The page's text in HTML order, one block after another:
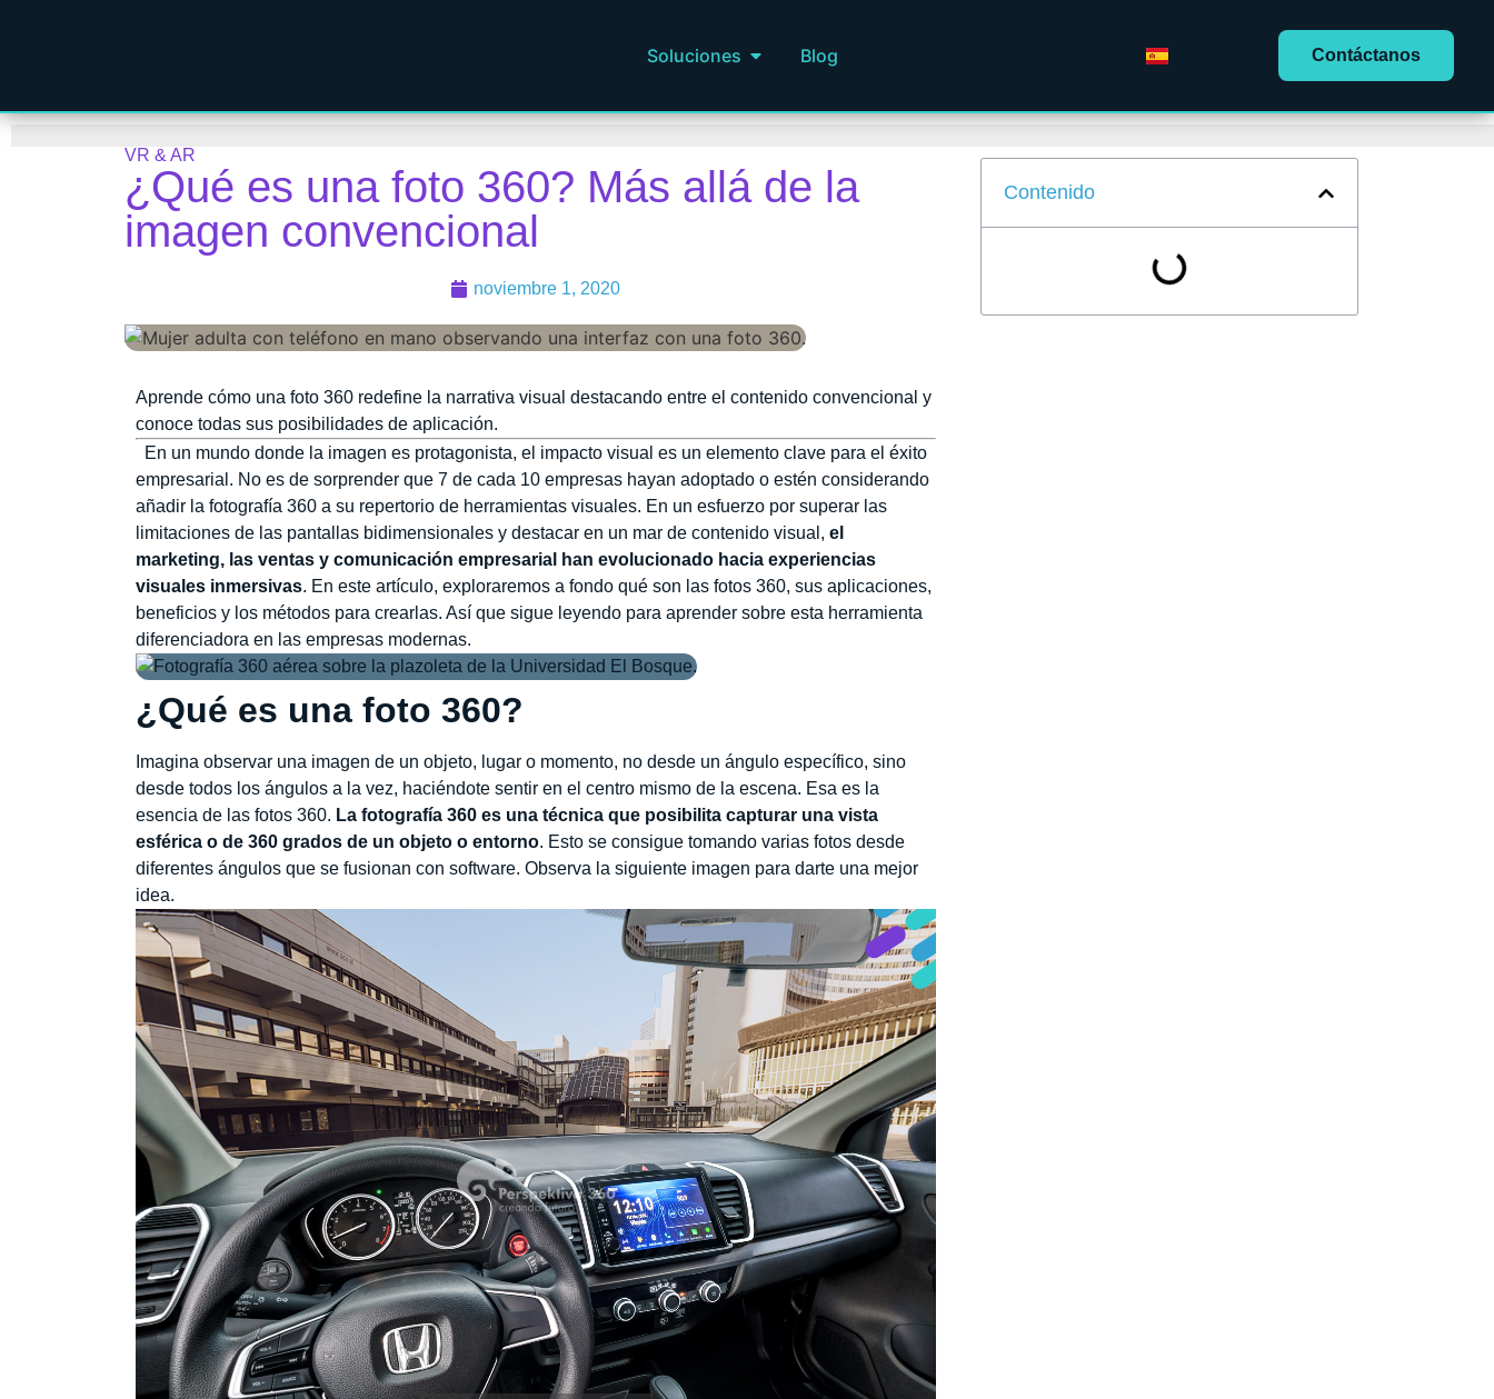
Soluciones Blog Contáctanos
VR & AR
¿Qué es una foto 360? Más allá de la
imagen convencional
noviembre 1, 2020
Aprende cómo una foto 360 redefine la narrativa visual destacando entre el contenido convencional y
conoce todas sus posibilidades de aplicación.
En un mundo donde la imagen es protagonista, el impacto visual es un elemento clave para el éxito
empresarial. No es de sorprender que 7 de cada 10 empresas hayan adoptado o estén considerando
añadir la fotografía 360 a su repertorio de herramientas visuales. En un esfuerzo por superar las
limitaciones de las pantallas bidimensionales y destacar en un mar de contenido visual, el
marketing, las ventas y comunicación empresarial han evolucionado hacia experiencias
visuales inmersivas. En este artículo, exploraremos a fondo qué son las fotos 360, sus aplicaciones,
beneficios y los métodos para crearlas. Así que sigue leyendo para aprender sobre esta herramienta
diferenciadora en las empresas modernas.
¿Qué es una foto 360?
Imagina observar una imagen de un objeto, lugar o momento, no desde un ángulo específico, sino
desde todos los ángulos a la vez, haciéndote sentir en el centro mismo de la escena. Esa es la
esencia de las fotos 360. La fotografía 360 es una técnica que posibilita capturar una vista
esférica o de 360 grados de un objeto o entorno. Esto se consigue tomando varias fotos desde
diferentes ángulos que se fusionan con software. Observa la siguiente imagen para darte una mejor
idea.
Contenido